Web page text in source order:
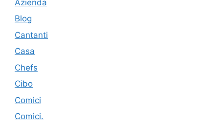
Azienda
Blog
Cantanti
Casa
Chefs
Cibo
Comici
Comici.